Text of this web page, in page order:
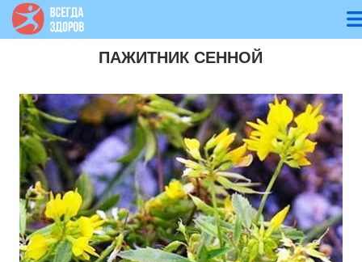
ПАЖИТНИК СЕННОЙ